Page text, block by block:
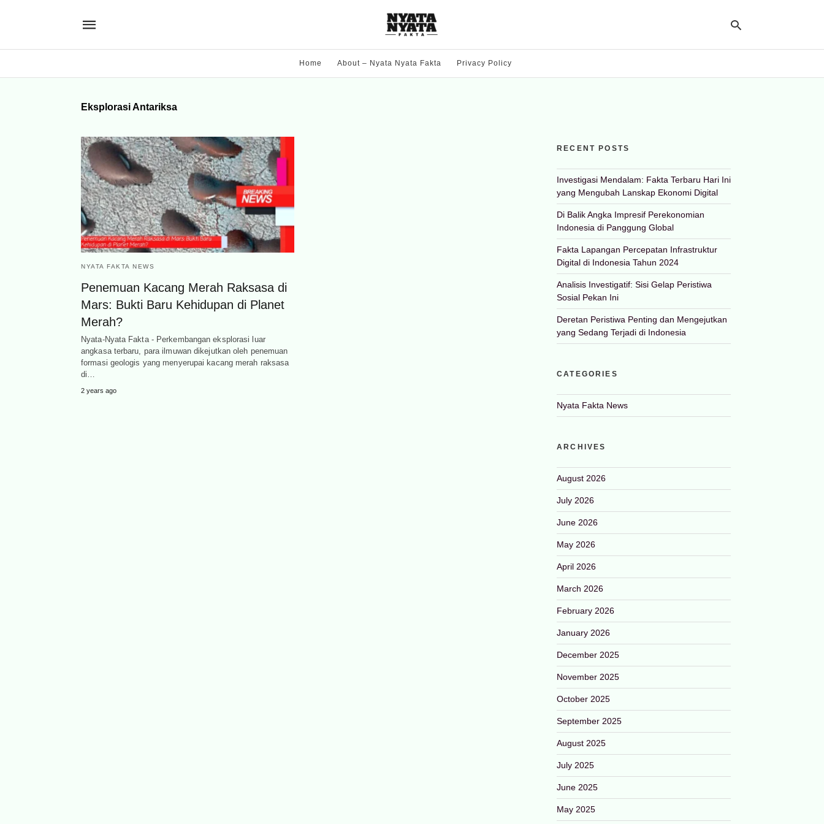
Home About – Nyata Nyata Fakta Privacy Policy
Eksplorasi Antariksa
NYATA FAKTA NEWS
Penemuan Kacang Merah Raksasa di
Mars: Bukti Baru Kehidupan di Planet
Merah?
Nyata-Nyata Fakta - Perkembangan eksplorasi luar
angkasa terbaru, para ilmuwan dikejutkan oleh penemuan
formasi geologis yang menyerupai kacang merah raksasa
di…
2 years ago
RECENT POSTS
Investigasi Mendalam: Fakta Terbaru Hari Ini
yang Mengubah Lanskap Ekonomi Digital
Di Balik Angka Impresif Perekonomian
Indonesia di Panggung Global
Fakta Lapangan Percepatan Infrastruktur
Digital di Indonesia Tahun 2024
Analisis Investigatif: Sisi Gelap Peristiwa
Sosial Pekan Ini
Deretan Peristiwa Penting dan Mengejutkan
yang Sedang Terjadi di Indonesia
CATEGORIES
Nyata Fakta News
ARCHIVES
August 2026
July 2026
June 2026
May 2026
April 2026
March 2026
February 2026
January 2026
December 2025
November 2025
October 2025
September 2025
August 2025
July 2025
June 2025
May 2025